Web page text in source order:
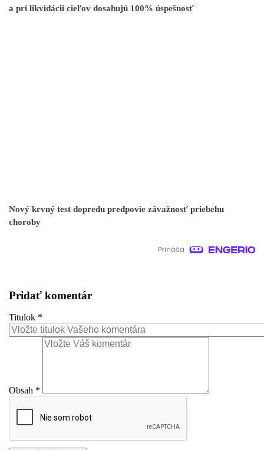
a pri likvidácii cieľov dosahujú 100% úspešnosť
Nový krvný test dopredu predpovie závažnosť priebehu
choroby
Pridať komentár
Titulok *
Obsah *